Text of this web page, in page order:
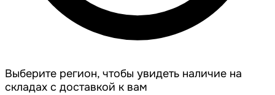
Выберите регион, чтобы увидеть наличие на
складах с доставкой к вам